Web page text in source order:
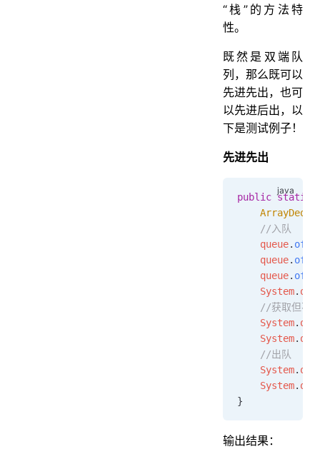
“栈”的方法特
性。
既然是双端队
列，那么既可以
先进先出，也可
以先进后出，以
下是测试例子！
先进先出
public static
    ArrayDeque
    //入队
    queue
.
    queue
.
    queue
.
    System
. out
//获取但不
    System
. out
    System
. out
    //出队
    System
. out
    System
. out
}
输出结果：